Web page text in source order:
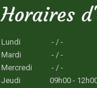
Horaires
Lundi
- / -
Mardi
- / -
Mercredi
- / -
Jeudi
09h00 -